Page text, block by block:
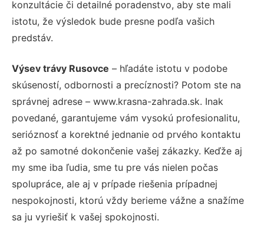
konzultácie či detailné poradenstvo, aby ste mali
istotu, že výsledok bude presne podľa vašich
predstáv.
Výsev trávy Rusovce – hľadáte istotu v podobe
skúseností, odbornosti a precíznosti? Potom ste na
správnej adrese – www.krasna-zahrada.sk. Inak
povedané, garantujeme vám vysokú profesionalitu,
serióznosť a korektné jednanie od prvého kontaktu
až po samotné dokončenie vašej zákazky. Keďže aj
my sme iba ľudia, sme tu pre vás nielen počas
spolupráce, ale aj v prípade riešenia prípadnej
nespokojnosti, ktorú vždy berieme vážne a snažíme
sa ju vyriešiť k vašej spokojnosti.